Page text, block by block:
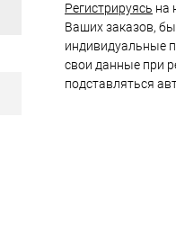
Регистрируясь на
Ваших заказов,
индивидуальные
свои данные при
подставляться